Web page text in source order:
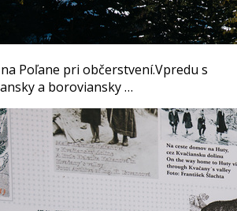
Poľane pri občerstvení.Vpredu s
a boroviansky …